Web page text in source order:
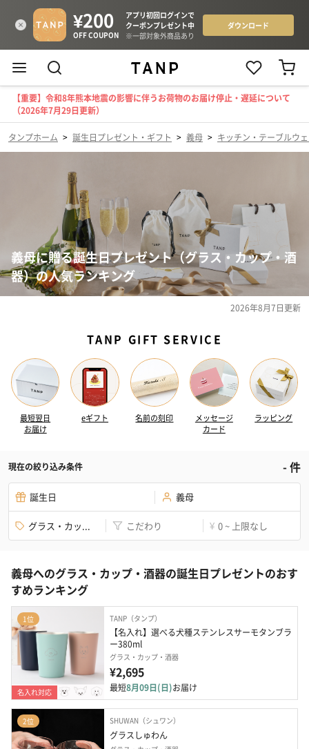
【重要】令和8年熊本地震の影響に伴うお荷物のお届け停止・遅延について
（2026年7月29日更新）
タンプホーム > 誕生日プレゼント・ギフト > 義母 > キッチン・テーブルウ
義母に贈る誕生日プレゼント（グラス・カップ・酒
器）の人気ランキング
2026年8月7日更新
TANP GIFT SERVICE
最短翌日
お届け
eギフト 名前の刻印
メッセージ
カード
ラッピング
現在の絞り込み条件 -件
誕生日 義母
グラス・カッ... こだわり ¥ 0 ~ 上限なし
義母へのグラス・カップ・酒器の誕生日プレゼントのおす
すめランキング
1位
名入れ対応
TANP（タンプ）
【名入れ】選べる犬種ステンレスサーモタンブラ
ー380ml
グラス・カップ・酒器
¥2,695
最短8月09日(日)お届け
2位 SHUWAN（シュワン）
グラスしゅわん